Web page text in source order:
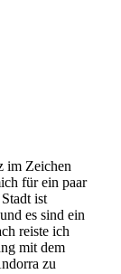
im Zeichen
für ein paar
ist
es sind ein
reiste ich
mit dem
zu